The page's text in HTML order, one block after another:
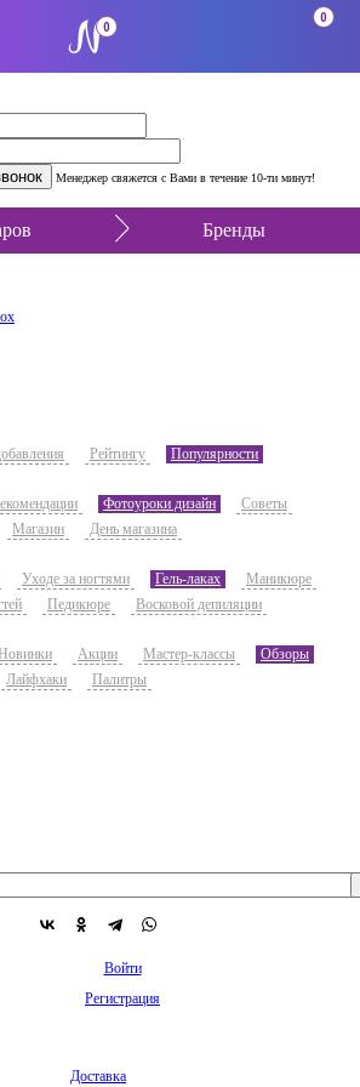
Менеджер свяжется с Вами в течение 10-ти минут!
0
0
Бренды
Рейтингу Популярности
Фотоуроки дизайн
Советы
Магазин День магазина
Уходе за ногтями Гель-лаках
Маникюре
Педикюре Восковой депиляции
Акции Мастер-классы
Обзоры
Лайфхаки Палитры
Войти
Регистрация
Доставка